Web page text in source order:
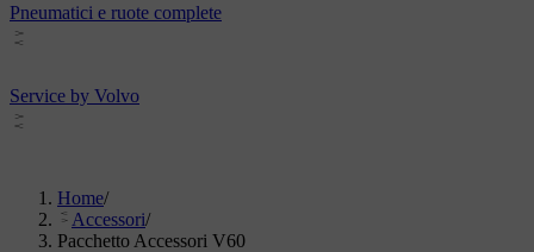
Pneumatici e ruote complete
Service by Volvo
Home/
Accessori/
Pacchetto Accessori V60